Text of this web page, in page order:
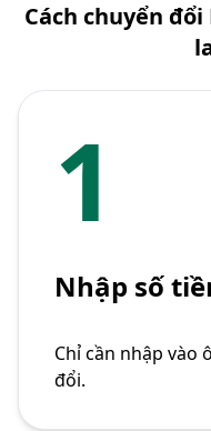
Cách chuyển
1
Nhập số
Chỉ cần nhập vào
đổi.